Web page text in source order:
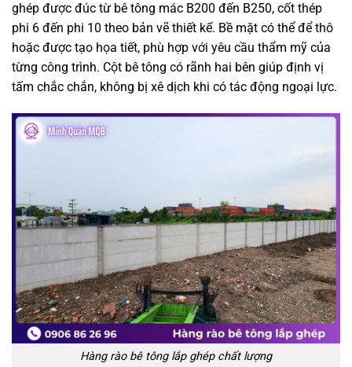
ghép được đúc từ bê tông mác B200 đến B250, cốt thép
phi 6 đến phi 10 theo bản vẽ thiết kế. Bề mặt có thể để thô
hoặc được tạo họa tiết, phù hợp với yêu cầu thẩm mỹ của
từng công trình. Cột bê tông có rãnh hai bên giúp định vị
tấm chắc chắn, không bị xê dịch khi có tác động ngoại lực.
Hàng rào bê tông lắp ghép chất lượng